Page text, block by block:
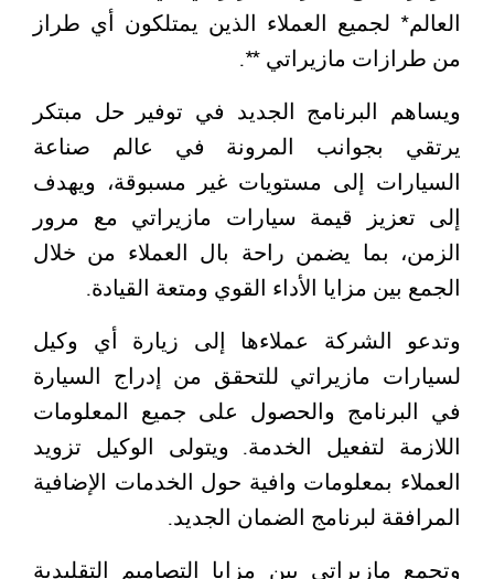
العالم* لجميع العملاء الذين يمتلكون أي طراز
من طرازات مازيراتي **.
ويساهم البرنامج الجديد في توفير حل مبتكر
يرتقي بجوانب المرونة في عالم صناعة
السيارات إلى مستويات غير مسبوقة، ويهدف
إلى تعزيز قيمة سيارات مازيراتي مع مرور
الزمن، بما يضمن راحة بال العملاء من خلال
الجمع بين مزايا الأداء القوي ومتعة القيادة.
وتدعو الشركة عملاءها إلى زيارة أي وكيل
لسيارات مازيراتي للتحقق من إدراج السيارة
في البرنامج والحصول على جميع المعلومات
اللازمة لتفعيل الخدمة. ويتولى الوكيل تزويد
العملاء بمعلومات وافية حول الخدمات الإضافية
المرافقة لبرنامج الضمان الجديد.
وتجمع مازيراتي بين مزايا التصاميم التقليدية